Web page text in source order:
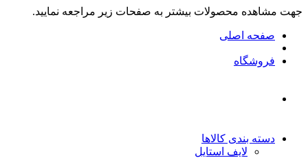
جهت مشاهده محصولات بیشتر به صفحات زیر مراجعه نمایید.
صفحه اصلی
فروشگاه
دسته بندی کالاها
لایف استایل